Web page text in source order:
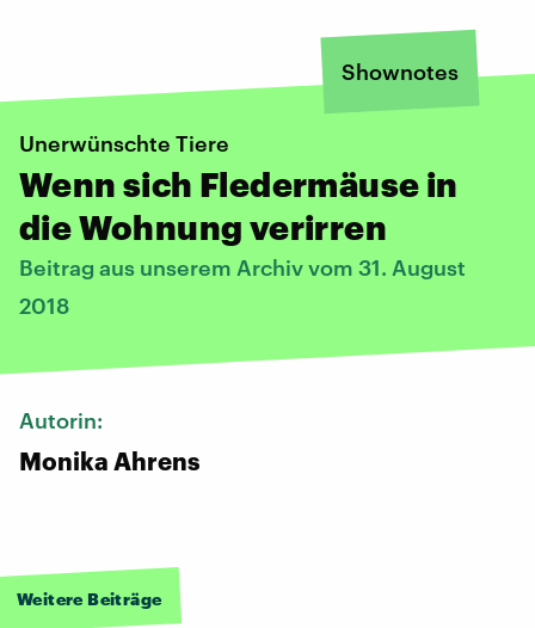
Shownotes
Unerwünschte Tiere
Wenn sich Fledermäuse in
die Wohnung verirren
Beitrag aus unserem Archiv vom 31. August
2018
Autorin:
Monika Ahrens
Weitere Beiträge